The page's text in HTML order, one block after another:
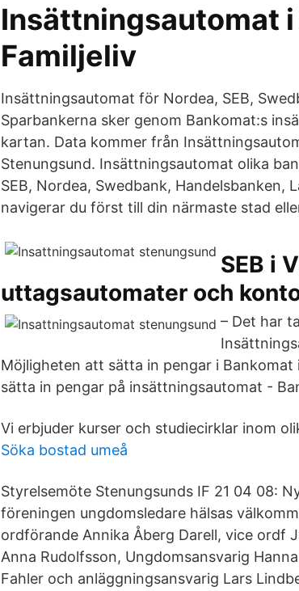
Insättningsautomat
Familjeliv
Insättningsautomat för Nordea, SEB,
Sparbankerna sker genom Bankomat:s
kartan. Data kommer från
Stenungsund. Insättningsautomat olika
SEB, Nordea, Swedbank, Handelsbanken,
navigerar du först till din närmaste stad
SEB i
uttagsautomater och
– Det har
Möjligheten att sätta in pengar i
sätta in pengar på insättningsautomat -
Vi erbjuder kurser och studiecirklar inom
Söka bostad umeå
Styrelsemöte Stenungsunds IF 21 04 08:
föreningen ungdomsledare hälsas
ordförande Annika Åberg Darell, vice ordf
Anna Rudolfsson, Ungdomsansvarig
Fahler och anläggningsansvarig Lars